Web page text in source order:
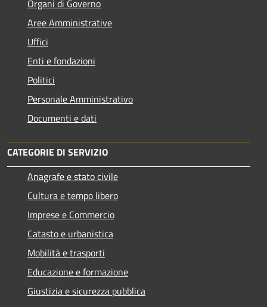
Organi di Governo
Aree Amministrative
Uffici
Enti e fondazioni
Politici
Personale Amministrativo
Documenti e dati
CATEGORIE DI SERVIZIO
Anagrafe e stato civile
Cultura e tempo libero
Imprese e Commercio
Catasto e urbanistica
Mobilità e trasporti
Educazione e formazione
Giustizia e sicurezza pubblica